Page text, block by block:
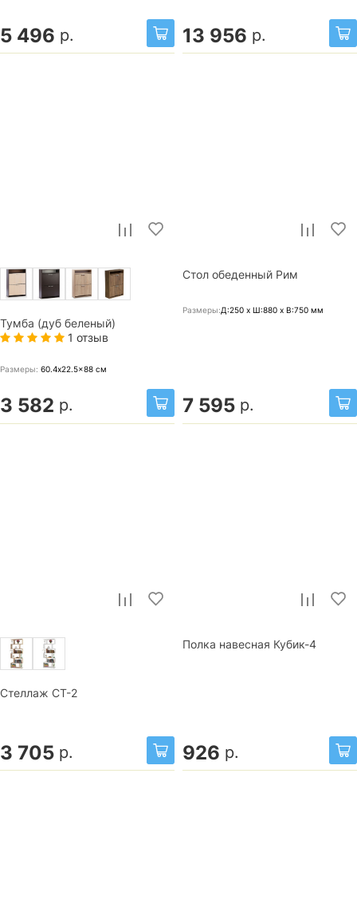
5 496 р. 13 956 р.
Тумба (дуб беленый)
1 отзыв
Размеры: 60.4x22.5x88 см
3 582 р.
Стол обеденный Рим
Размеры:Д:250 x Ш:880 x В:750 мм
7 595 р.
Стеллаж СТ-2
3 705 р.
Полка навесная Кубик-4
926 р.